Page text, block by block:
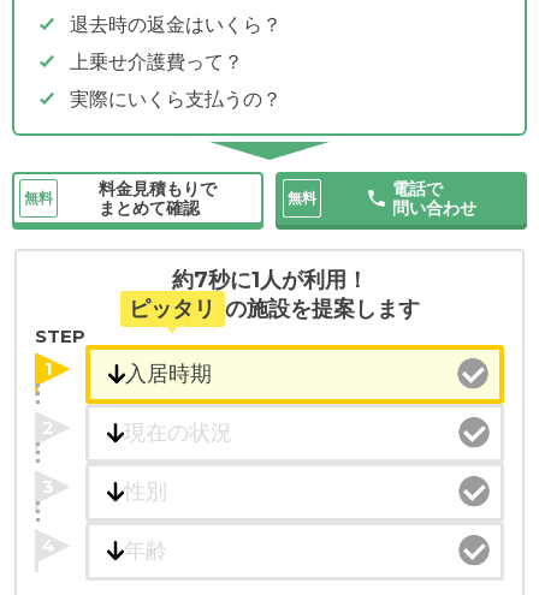
退去時の返金はいくら？
上乗せ介護費って？
実際にいくら支払うの？
無料
料金見積もりで
まとめて確認
無料
電話で
問い合わせ
約7秒に1人が利用！
ピッタリ の施設を提案します
STEP
1
2
3
4